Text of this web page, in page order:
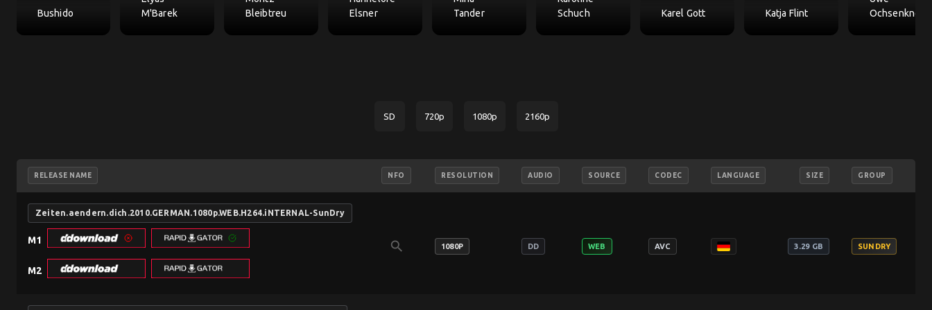
Bushido
M'Barek
Bleibtreu
Elsner
Tander
Schuch
Karel Gott Katja Flint
SD 720p 1080p 2160p
RELEASE NAME NFO RESOLUTION AUDIO SOURCE CODEC LANGUAGE SIZE GROUP
Zeiten.aendern.dich.2010.GERMAN.1080p.WEB.H264.iNTERNAL-SunDry
M1
M2
search 1080P DD WEB AVC 3.29 GB SUNDRY